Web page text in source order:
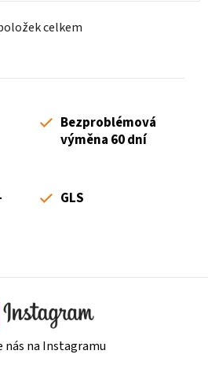
O
l
v
ý
p
s
celkem
Bezproblémová
výměna 60 dní
GLS
nás na Instagramu